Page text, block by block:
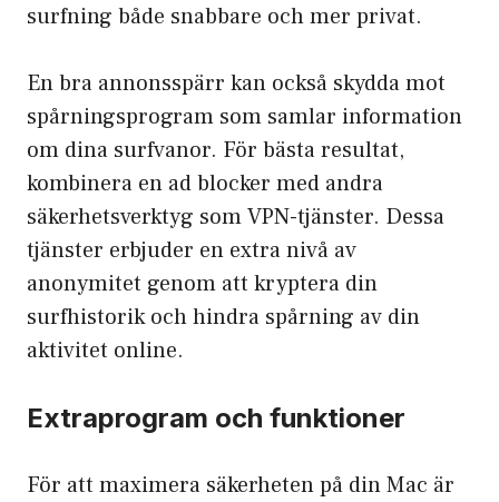
surfning både snabbare och mer privat.
En bra annonsspärr kan också skydda mot
spårningsprogram som samlar information
om dina surfvanor. För bästa resultat,
kombinera en ad blocker med andra
säkerhetsverktyg som VPN-tjänster. Dessa
tjänster erbjuder en extra nivå av
anonymitet genom att kryptera din
surfhistorik och hindra spårning av din
aktivitet online.
Extraprogram och funktioner
För att maximera säkerheten på din Mac är